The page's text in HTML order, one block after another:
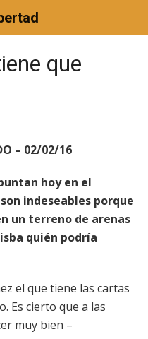
que
– 02/02/16
hoy en el
indeseables porque
un terreno de arenas
quién podría
el que tiene las cartas
Es cierto que a las
muy bien –